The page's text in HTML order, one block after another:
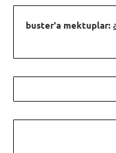
buster'a mektuplar: